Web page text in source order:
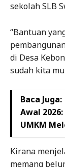
sekolah SLB
“Bantuan
di Desa
sudah kita
Baca Juga:
Awal
UMKM
Kirana
memang